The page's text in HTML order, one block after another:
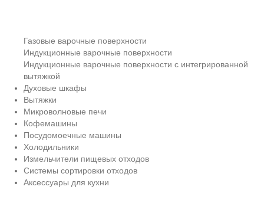
Газовые варочные поверхности
Индукционные варочные поверхности
Индукционные варочные поверхности с интегрированной
вытяжкой
Духовые шкафы
Вытяжки
Микроволновые печи
Кофемашины
Посудомоечные машины
Холодильники
Измельчители пищевых отходов
Системы сортировки отходов
Аксессуары для кухни